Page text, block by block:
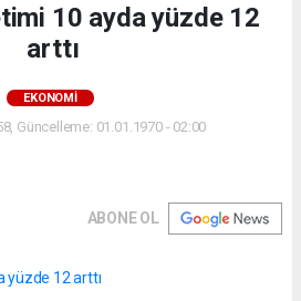
10 ayda yüzde 12
arttı
EKONOMİ
Güncelleme: 01.01.1970 - 02:00
ABONE OL